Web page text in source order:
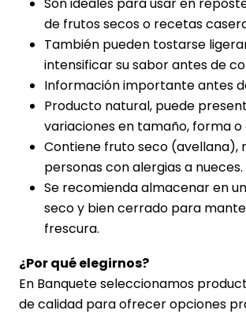
de frutos secos o recetas
También pueden tostarse
intensificar su sabor antes de
Información importante antes
Producto natural, puede
variaciones en tamaño, forma o
Contiene fruto seco (avellana),
personas con alergias a nueces.
Se recomienda almacenar en
seco y bien cerrado para
frescura.
¿Por qué elegirnos?
En Banquete seleccionamos
de calidad para ofrecer opciones